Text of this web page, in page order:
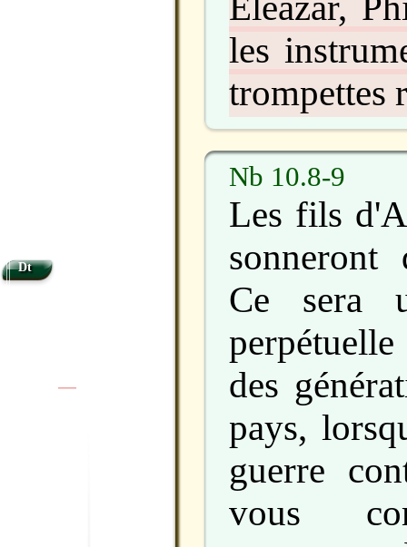
les
trompettes
Nb 10.8-9
Les fils
sonneront
Ce sera
des
pays,
guerre
vous
Dt